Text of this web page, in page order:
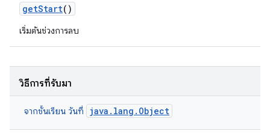
getStart()
เริ่มต้นช่วงการลบ
วิธีการที่รับมา
จากชั้นเรียน วันที่ java.lang.Object